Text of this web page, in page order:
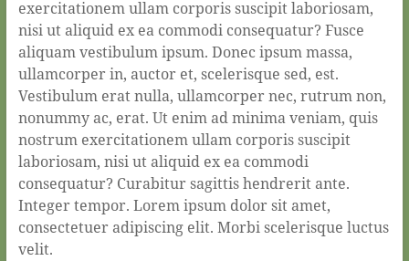
exercitationem ullam corporis suscipit laboriosam,
nisi ut aliquid ex ea commodi consequatur? Fusce
aliquam vestibulum ipsum. Donec ipsum massa,
ullamcorper in, auctor et, scelerisque sed, est.
Vestibulum erat nulla, ullamcorper nec, rutrum non,
nonummy ac, erat. Ut enim ad minima veniam, quis
nostrum exercitationem ullam corporis suscipit
laboriosam, nisi ut aliquid ex ea commodi
consequatur? Curabitur sagittis hendrerit ante.
Integer tempor. Lorem ipsum dolor sit amet,
consectetuer adipiscing elit. Morbi scelerisque luctus
velit.